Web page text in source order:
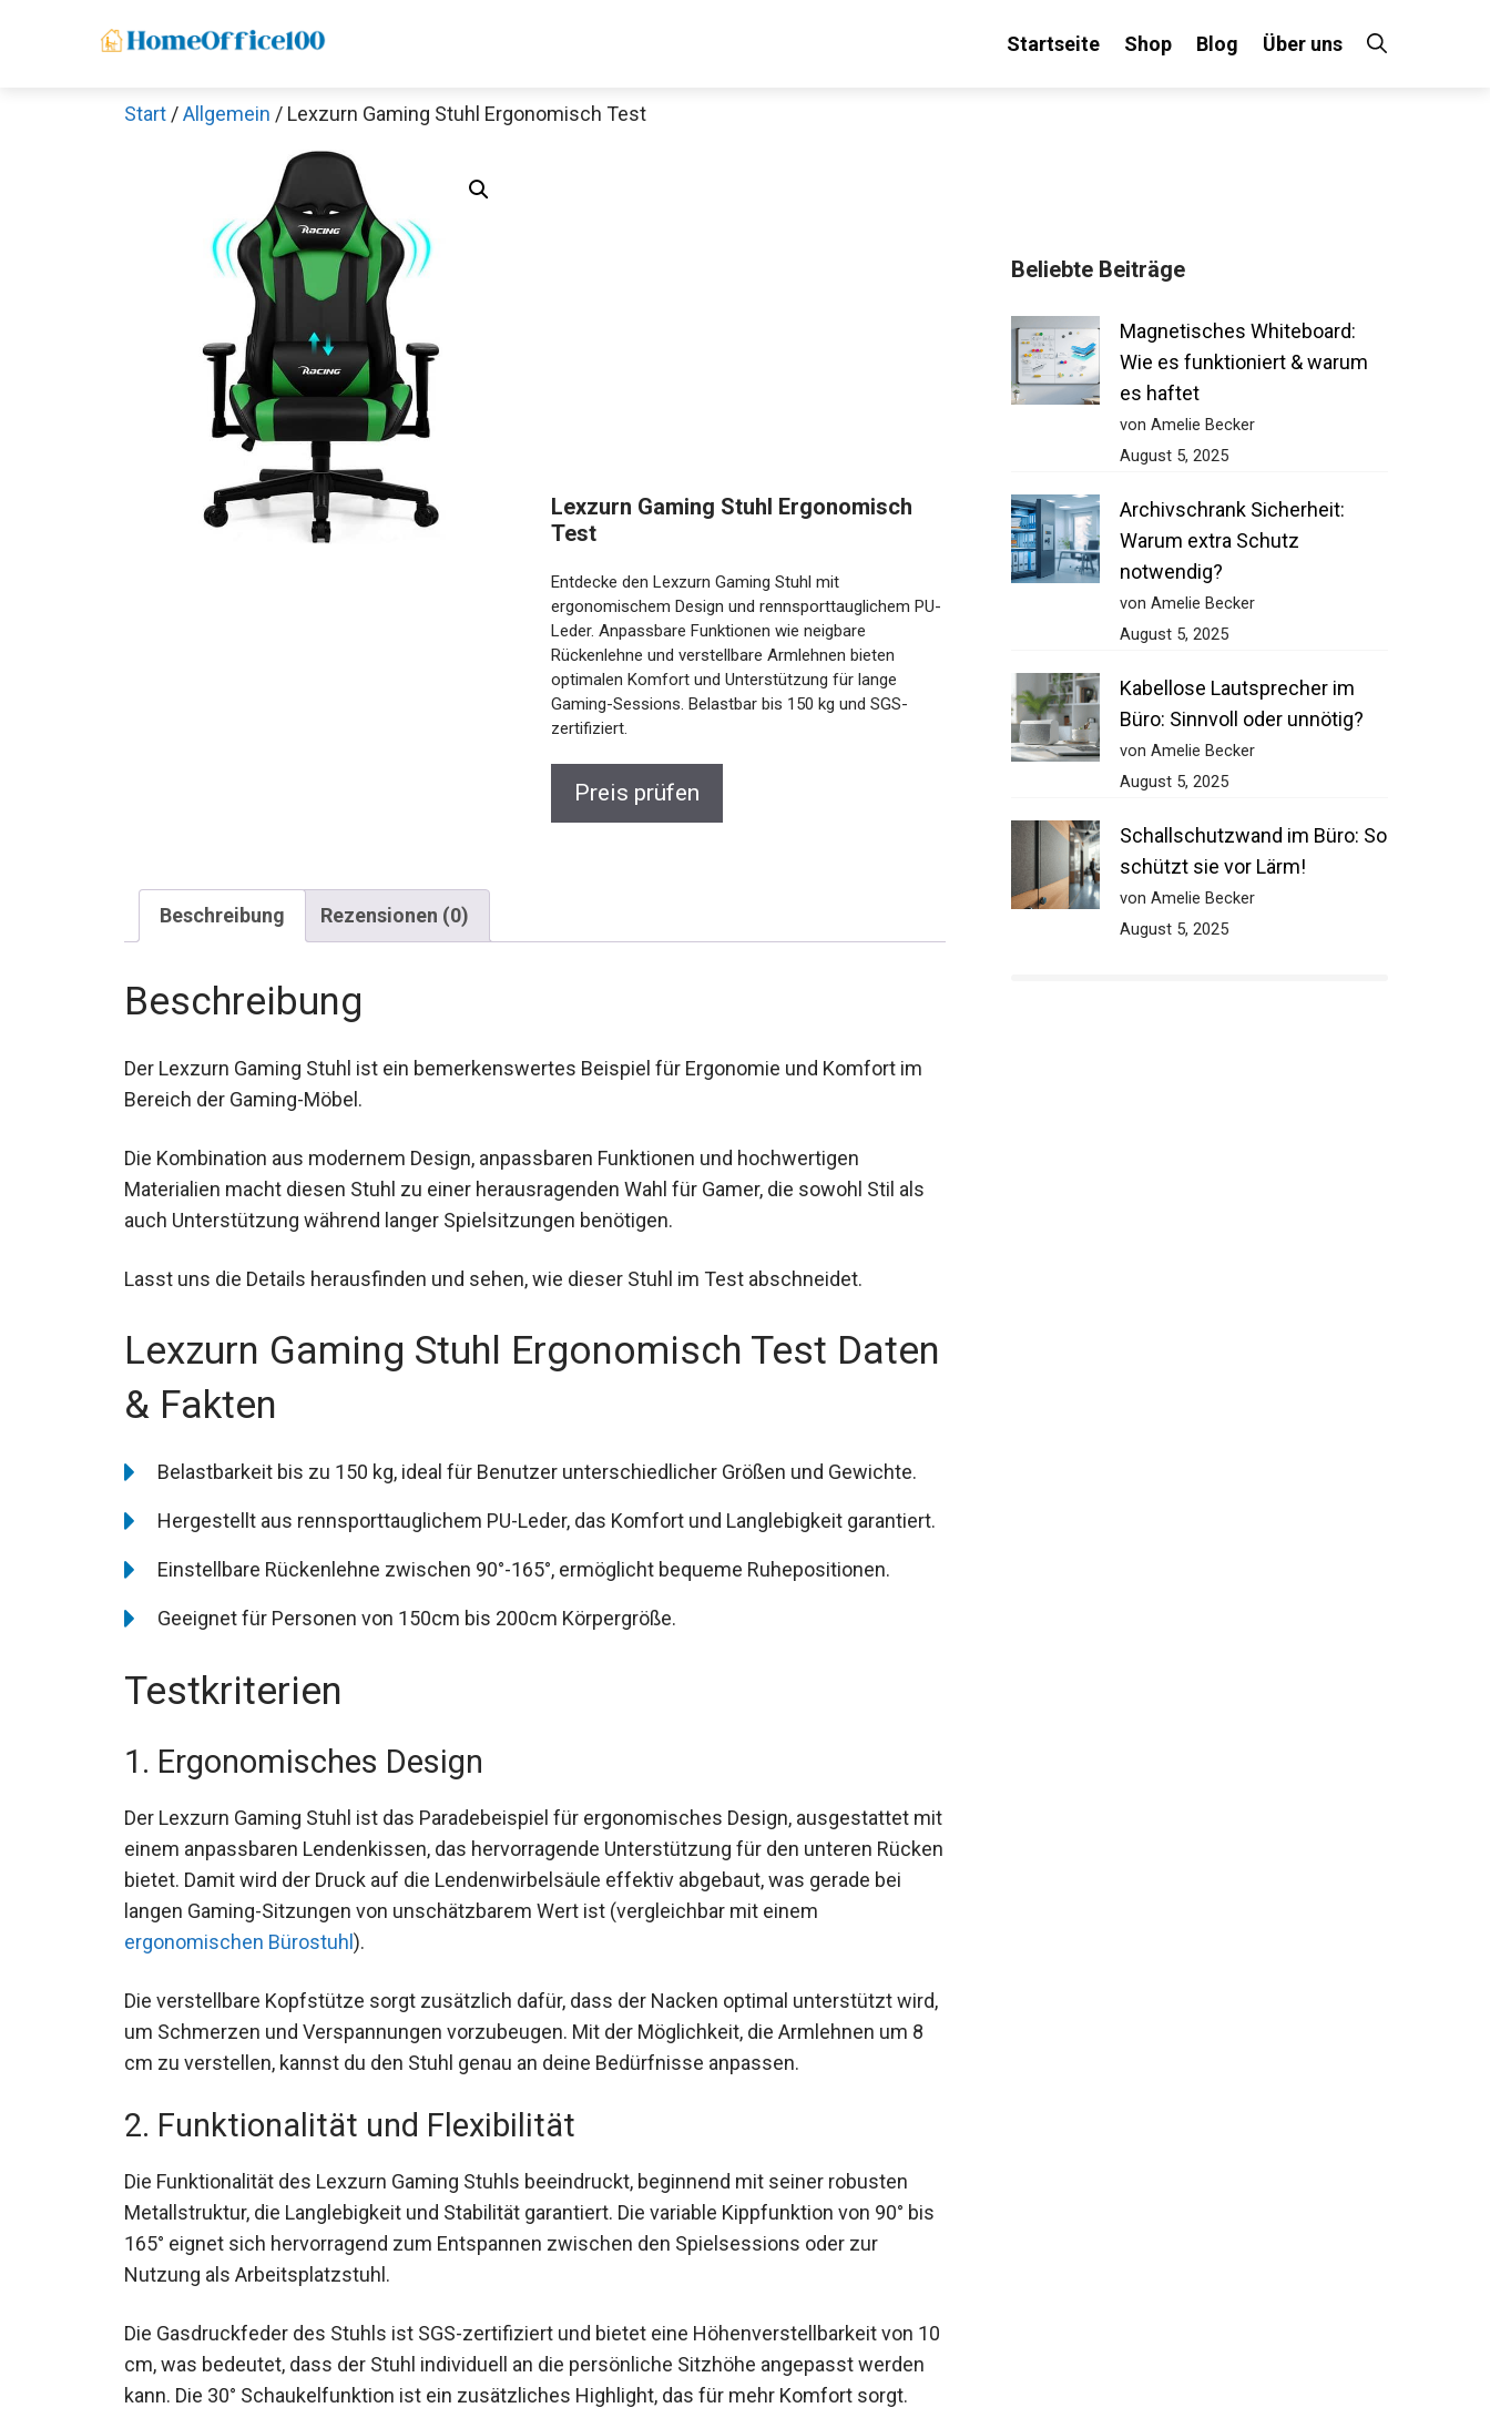
Startseite Shop Blog Über uns
Start /Allgemein / Lexzurn Gaming Stuhl Ergonomisch Test
Lexzurn Gaming Stuhl Ergonomisch
Test
Entdecke den Lexzurn Gaming Stuhl mit
ergonomischem Design und rennsporttauglichem PU-
Leder. Anpassbare Funktionen wie neigbare
Rückenlehne und verstellbare Armlehnen bieten
optimalen Komfort und Unterstützung für lange
Gaming-Sessions. Belastbar bis 150 kg und SGS-
zertifiziert.
Preis prüfen
Beschreibung Rezensionen (0)
Beschreibung
Der Lexzurn Gaming Stuhl ist ein bemerkenswertes Beispiel für Ergonomie und Komfort im
Bereich der Gaming-Möbel.
Die Kombination aus modernem Design, anpassbaren Funktionen und hochwertigen
Materialien macht diesen Stuhl zu einer herausragenden Wahl für Gamer, die sowohl Stil als
auch Unterstützung während langer Spielsitzungen benötigen.
Lasst uns die Details herausfinden und sehen, wie dieser Stuhl im Test abschneidet.
Lexzurn Gaming Stuhl Ergonomisch Test Daten
& Fakten
Belastbarkeit bis zu 150 kg, ideal für Benutzer unterschiedlicher Größen und Gewichte.
Hergestellt aus rennsporttauglichem PU-Leder, das Komfort und Langlebigkeit garantiert.
Einstellbare Rückenlehne zwischen 90°-165°, ermöglicht bequeme Ruhepositionen.
Geeignet für Personen von 150cm bis 200cm Körpergröße.
Testkriterien
1. Ergonomisches Design
Der Lexzurn Gaming Stuhl ist das Paradebeispiel für ergonomisches Design, ausgestattet mit
einem anpassbaren Lendenkissen, das hervorragende Unterstützung für den unteren Rücken
bietet. Damit wird der Druck auf die Lendenwirbelsäule effektiv abgebaut, was gerade bei
langen Gaming-Sitzungen von unschätzbarem Wert ist (vergleichbar mit einem
ergonomischen Bürostuhl).
Die verstellbare Kopfstütze sorgt zusätzlich dafür, dass der Nacken optimal unterstützt wird,
um Schmerzen und Verspannungen vorzubeugen. Mit der Möglichkeit, die Armlehnen um 8
cm zu verstellen, kannst du den Stuhl genau an deine Bedürfnisse anpassen.
2. Funktionalität und Flexibilität
Die Funktionalität des Lexzurn Gaming Stuhls beeindruckt, beginnend mit seiner robusten
Metallstruktur, die Langlebigkeit und Stabilität garantiert. Die variable Kippfunktion von 90° bis
165° eignet sich hervorragend zum Entspannen zwischen den Spielsessions oder zur
Nutzung als Arbeitsplatzstuhl.
Die Gasdruckfeder des Stuhls ist SGS-zertifiziert und bietet eine Höhenverstellbarkeit von 10
cm, was bedeutet, dass der Stuhl individuell an die persönliche Sitzhöhe angepasst werden
kann. Die 30° Schaukelfunktion ist ein zusätzliches Highlight, das für mehr Komfort sorgt.
Beliebte Beiträge
Magnetisches Whiteboard:
Wie es funktioniert & warum
es haftet
von Amelie Becker
August 5, 2025
Archivschrank Sicherheit:
Warum extra Schutz
notwendig?
von Amelie Becker
August 5, 2025
Kabellose Lautsprecher im
Büro: Sinnvoll oder unnötig?
von Amelie Becker
August 5, 2025
Schallschutzwand im Büro: So
schützt sie vor Lärm!
von Amelie Becker
August 5, 2025